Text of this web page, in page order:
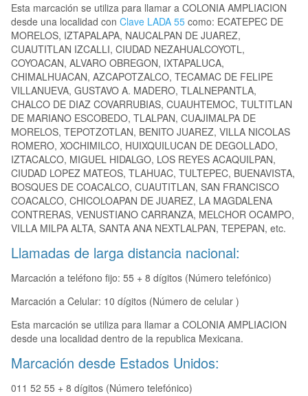
Esta marcación se utiliza para llamar a COLONIA AMPLIACION
desde una localidad con Clave LADA 55 como: ECATEPEC DE
MORELOS, IZTAPALAPA, NAUCALPAN DE JUAREZ,
CUAUTITLAN IZCALLI, CIUDAD NEZAHUALCOYOTL,
COYOACAN, ALVARO OBREGON, IXTAPALUCA,
CHIMALHUACAN, AZCAPOTZALCO, TECAMAC DE FELIPE
VILLANUEVA, GUSTAVO A. MADERO, TLALNEPANTLA,
CHALCO DE DIAZ COVARRUBIAS, CUAUHTEMOC, TULTITLAN
DE MARIANO ESCOBEDO, TLALPAN, CUAJIMALPA DE
MORELOS, TEPOTZOTLAN, BENITO JUAREZ, VILLA NICOLAS
ROMERO, XOCHIMILCO, HUIXQUILUCAN DE DEGOLLADO,
IZTACALCO, MIGUEL HIDALGO, LOS REYES ACAQUILPAN,
CIUDAD LOPEZ MATEOS, TLAHUAC, TULTEPEC, BUENAVISTA,
BOSQUES DE COACALCO, CUAUTITLAN, SAN FRANCISCO
COACALCO, CHICOLOAPAN DE JUAREZ, LA MAGDALENA
CONTRERAS, VENUSTIANO CARRANZA, MELCHOR OCAMPO,
VILLA MILPA ALTA, SANTA ANA NEXTLALPAN, TEPEPAN, etc.
Llamadas de larga distancia nacional:
Marcación a teléfono fijo: 55 + 8 dígitos (Número telefónico)
Marcación a Celular: 10 dígitos (Número de celular )
Esta marcación se utiliza para llamar a COLONIA AMPLIACION
desde una localidad dentro de la republica Mexicana.
Marcación desde Estados Unidos:
011 52 55 + 8 dígitos (Número telefónico)